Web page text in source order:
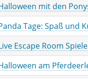
mit den
Tage: Spaß und
Escape Room Spiele
am